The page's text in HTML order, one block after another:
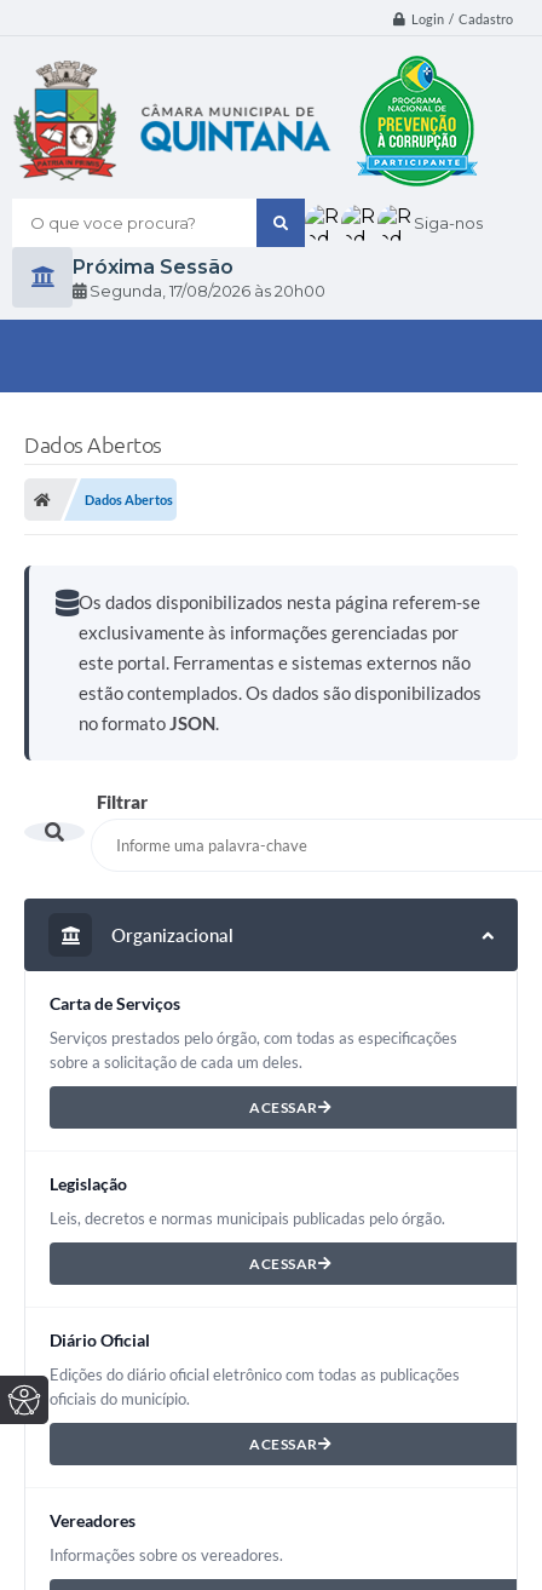
Login / Cadastro
O que voce procura? Siga-nos
Próxima Sessão
Segunda 17/08/2026 20h00
Dados Abertos
Dados Abertos
Os dados disponibilizados nesta página referem-se
exclusivamente às informações gerenciadas por
este portal. Ferramentas e sistemas externos não
estão contemplados. Os dados são disponibilizados
no formatoJSON.
Filtrar
Organizacional
Carta de Serviços
Serviços prestados pelo órgão, com todas as especificações
sobre a solicitação de cada um deles.
ACESSAR
Legislação
Leis, decretos e normas municipais publicadas pelo órgão.
ACESSAR
Diário Oficial
Edições do diário oficial eletrônico com todas as publicações
oficiais do município.
ACESSAR
Vereadores
Informações sobre os vereadores.